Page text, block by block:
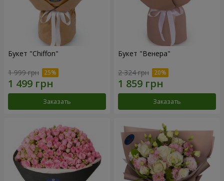
Букет "Chiffon"
1 999 грн
Заказать
Букет "Венера"
2 324 грн
Заказать